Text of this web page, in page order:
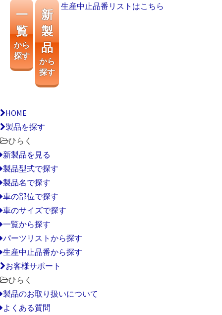
一
覧
から
探す
新
製
品
から
探す
生産中止品番リストはこちら
HOME
製品を探す
ひらく
新製品を見る
製品型式で探す
製品名で探す
車の部位で探す
車のサイズで探す
一覧から探す
パーツリストから探す
生産中止品番から探す
お客様サポート
ひらく
製品のお取り扱いについて
よくある質問